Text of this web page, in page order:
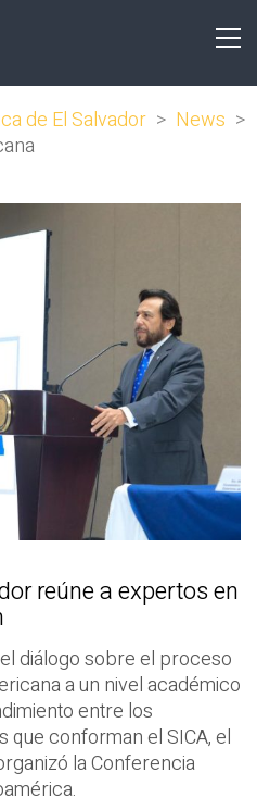
de El Salvador > News >
reúne a expertos en
diálogo sobre el proceso
a un nivel académico
entre los
conforman el SICA, el
la Conferencia